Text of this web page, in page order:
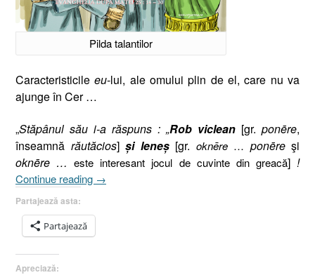
Pilda talantilor
Caracteristicileeu-lui, ale omului plin de el, care nu va
ajunge în Cer …
„Stăpânul său i-a răspuns : „Rob viclean [gr. ponēre,
înseamnă răutăcios]şi leneş [gr. oknēre … ponēre şi
oknēre …este interesant jocul de cuvinte din greacă] !
Continue reading „Pilda
Matei
→
Partajează asta:
Partajează
Apreciază: